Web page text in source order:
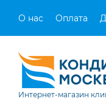
О нас Оплата
Интернет-магазин